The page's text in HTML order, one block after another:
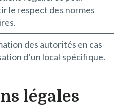
le respect des normes
des autorités en cas
d’un local spécifique.
légales